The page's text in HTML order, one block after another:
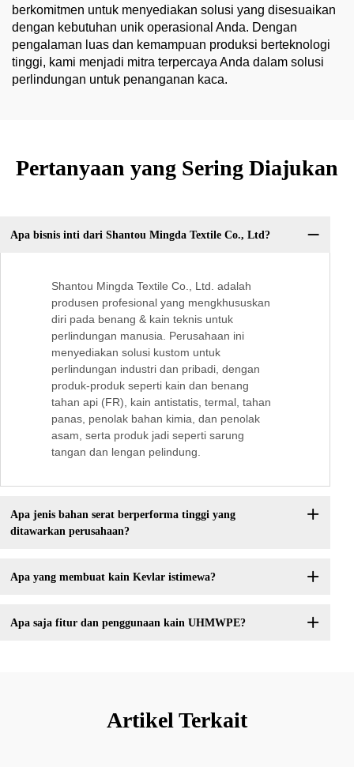
berkomitmen untuk menyediakan solusi yang disesuaikan
dengan kebutuhan unik operasional Anda. Dengan
pengalaman luas dan kemampuan produksi berteknologi
tinggi, kami menjadi mitra terpercaya Anda dalam solusi
perlindungan untuk penanganan kaca.
Pertanyaan yang Sering Diajukan
Apa bisnis inti dari Shantou Mingda Textile Co., Ltd?
Shantou Mingda Textile Co., Ltd. adalah
produsen profesional yang mengkhususkan
diri pada benang & kain teknis untuk
perlindungan manusia. Perusahaan ini
menyediakan solusi kustom untuk
perlindungan industri dan pribadi, dengan
produk-produk seperti kain dan benang
tahan api (FR), kain antistatis, termal, tahan
panas, penolak bahan kimia, dan penolak
asam, serta produk jadi seperti sarung
tangan dan lengan pelindung.
Apa jenis bahan serat berperforma tinggi yang
ditawarkan perusahaan?
Apa yang membuat kain Kevlar istimewa?
Apa saja fitur dan penggunaan kain UHMWPE?
Artikel Terkait